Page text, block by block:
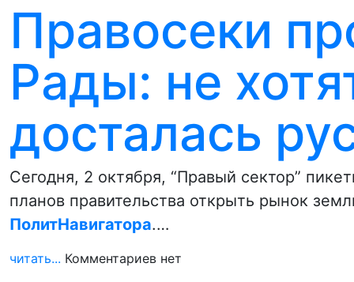
Правосеки
Рады: не
досталась
Сегодня, 2 октября, “Правый сектор”
планов правительства открыть рынок
ПолитНавигатора.…
читать... Комментариев нет